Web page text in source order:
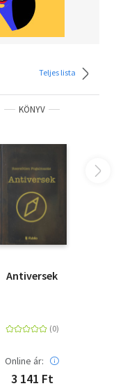
Teljes lista
KÖNYV
Antiversek
Online ár:
3 141 Ft